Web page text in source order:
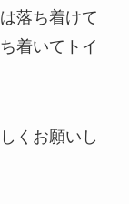
落ち着けて
着いてトイ
くお願いし